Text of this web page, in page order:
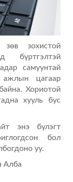
зохистой
бүртгэлтэй
самуунтай
ажлын цагаар
Хориотой
хууль бус
энэ бүлэгт
бол
уу.
Алба